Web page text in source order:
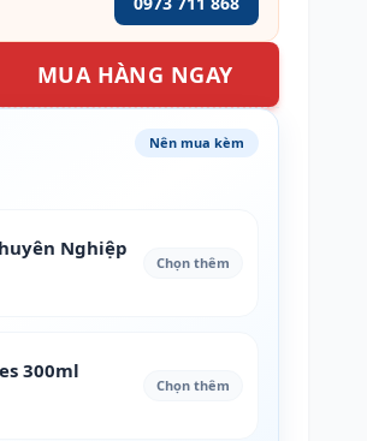
MUA HÀNG NGAY
Nên mua kèm
Nghiệp
Chọn thêm
300ml
Chọn thêm